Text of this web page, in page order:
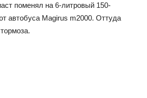
поменял на 6-литровый 150-
автобуса Magirus m2000. Оттуда